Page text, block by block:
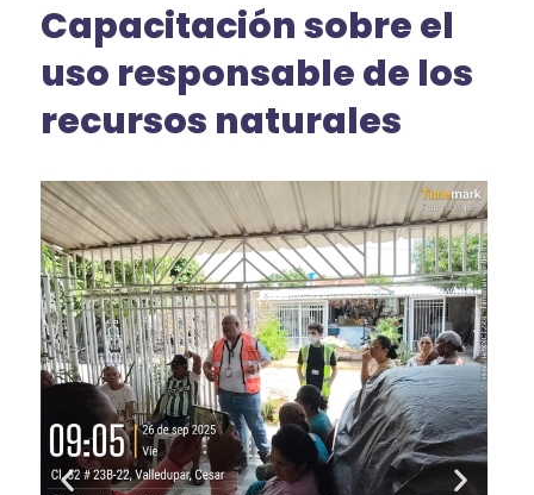
Capacitación sobre el
uso responsable de los
recursos naturales